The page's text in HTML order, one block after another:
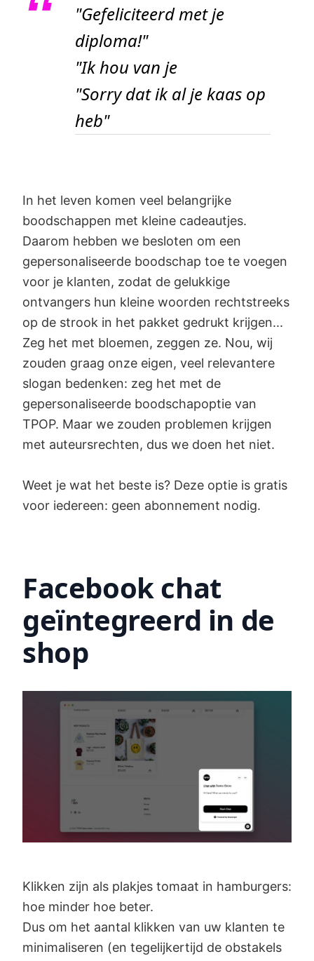
"Gefeliciteerd met je
diploma!"
"Ik hou van je
"Sorry dat ik al je kaas op
heb"
In het leven komen veel belangrijke
boodschappen met kleine cadeautjes.
Daarom hebben we besloten om een
gepersonaliseerde boodschap toe te voegen
voor je klanten, zodat de gelukkige
ontvangers hun kleine woorden rechtstreeks
op de strook in het pakket gedrukt krijgen...
Zeg het met bloemen, zeggen ze. Nou, wij
zouden graag onze eigen, veel relevantere
slogan bedenken: zeg het met de
gepersonaliseerde boodschapoptie van
TPOP. Maar we zouden problemen krijgen
met auteursrechten, dus we doen het niet.
Weet je wat het beste is? Deze optie is gratis
voor iedereen: geen abonnement nodig.
Facebook chat
geïntegreerd in de
shop
Klikken zijn als plakjes tomaat in hamburgers:
hoe minder hoe beter.
Dus om het aantal klikken van uw klanten te
minimaliseren (en tegelijkertijd de obstakels